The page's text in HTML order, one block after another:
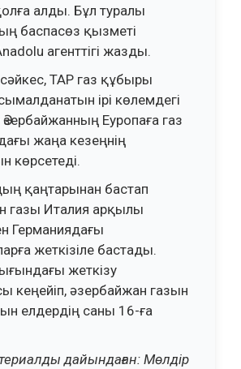
алды. Бұл туралы
баспасөз қызметі
агенттігі жазды.
TAP газ құбыры
ірі көлемдегі
Еуропаға газ
жаңа кезеңнің
көрсетеді.
қаңтарынан бастап
газы Италия арқылы
Германиядағы
жеткізіле бастады.
жеткізу
кеңейіп, әзербайжан газын
елдердің саны 16-ға
дайындаған: Мөлдір